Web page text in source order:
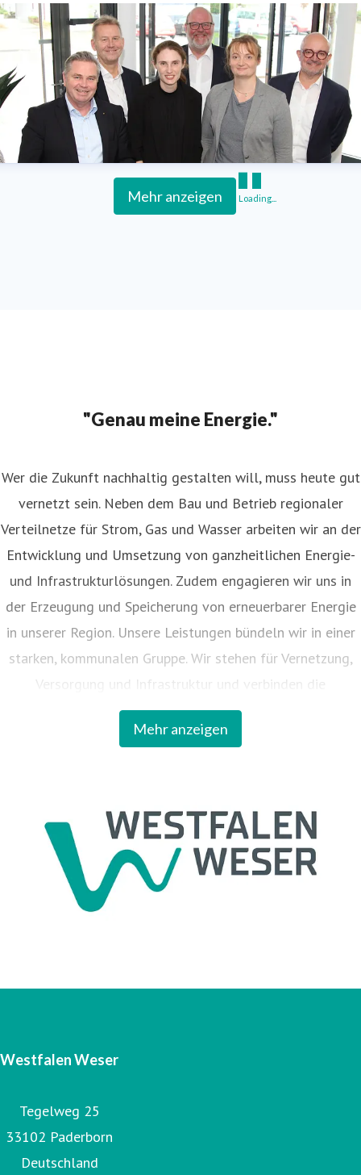
Mehr anzeigen Loading...
"Genau meine Energie."
Mehr anzeigen
Wer die Zukunft nachhaltig gestalten will, muss heute gut
vernetzt sein. Neben dem Bau und Betrieb regionaler
Verteilnetze für Strom, Gas und Wasser arbeiten wir an der
Entwicklung und Umsetzung von ganzheitlichen Energie-
und Infrastrukturlösungen. Zudem engagieren wir uns in
der Erzeugung und Speicherung von erneuerbarer Energie
in unserer Region. Unsere Leistungen bündeln wir in einer
starken, kommunalen Gruppe. Wir stehen für Vernetzung,
Versorgung und Infrastruktur und verbinden die
für die Region. 57 Kreise und Kommunen sind an dem
Unter Westfalen Weser firmiert als steuerndes
Unternehmen die Westfalen Weser Energie GmbH & Co.
KG. Das operative Geschäft ist in vier Gesellschaften
organisiert: Westfalen Weser Energieerzeugung GmbH &
Co. KG, Westfalen Weser Energiespeicher GmbH & Co. KG,
Westfalen Weser
Tegelweg 25
33102 Paderborn
Deutschland